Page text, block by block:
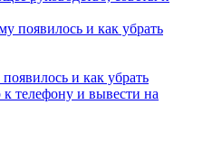
и как убрать